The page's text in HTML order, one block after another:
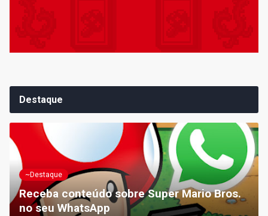
Destaque
~Destaque
Receba conteúdo sobre Super Mario Bros.
no seu WhatsApp